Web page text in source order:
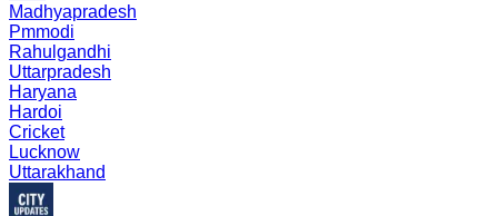
Madhyapradesh
Pmmodi
Rahulgandhi
Uttarpradesh
Haryana
Hardoi
Cricket
Lucknow
Uttarakhand